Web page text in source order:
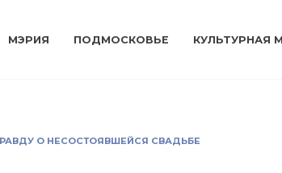
МЭРИЯ ПОДМОСКОВЬЕ КУЛЬТУРНАЯ
О НЕСОСТОЯВШЕЙСЯ СВАДЬБЕ